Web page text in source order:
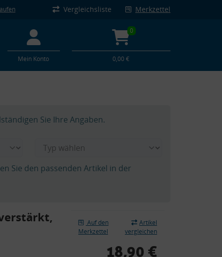
Vergleichsliste Merkzettel
Mein Konto
0
0,00 €
Sie Ihre Angaben.
Sie den passenden Artikel in der
Auf den
Merkzettel
Artikel
vergleichen
18,90 €